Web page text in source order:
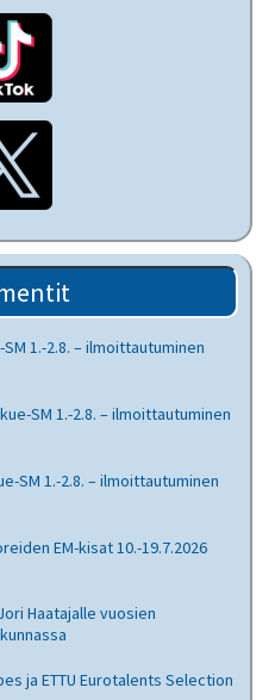
1.-2.8. – ilmoittautuminen
SM 1.-2.8. – ilmoittautuminen
SM 1.-2.8. – ilmoittautuminen
EM-kisat 10.-19.7.2026
Haatajalle vuosien
ja ETTU Eurotalents Selection